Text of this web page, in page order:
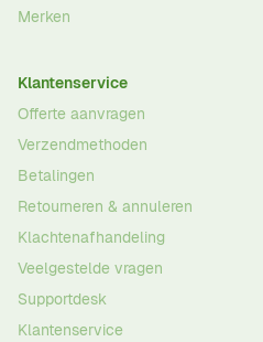
Merken
Klantenservice
Offerte aanvragen
Verzendmethoden
Betalingen
Retourneren & annuleren
Klachtenafhandeling
Veelgestelde vragen
Supportdesk
Klantenservice